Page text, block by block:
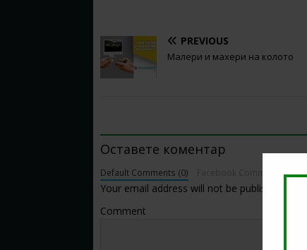
PREVIOUS
Малери и махери на колото
Оставете коментар
Default Comments (0)
Your email address will not be published.
Comment